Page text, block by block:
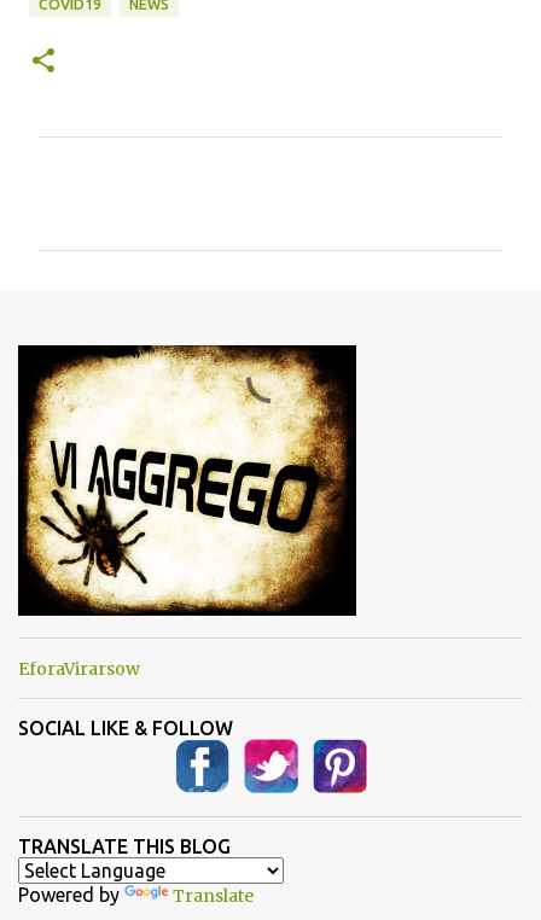
COVID19 NEWS
n
t
i
EforaVirarsow
SOCIAL LIKE & FOLLOW
TRANSLATE THIS BLOG
Powered by Translate